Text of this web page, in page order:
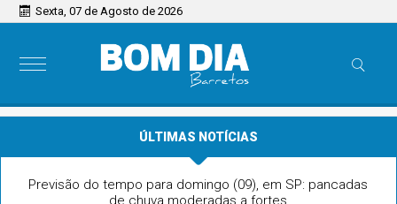
Sexta, 07 de Agosto de 2026
ÚLTIMAS NOTÍCIAS
Previsão do tempo para domingo (09), em SP: pancadas
de chuva moderadas a fortes